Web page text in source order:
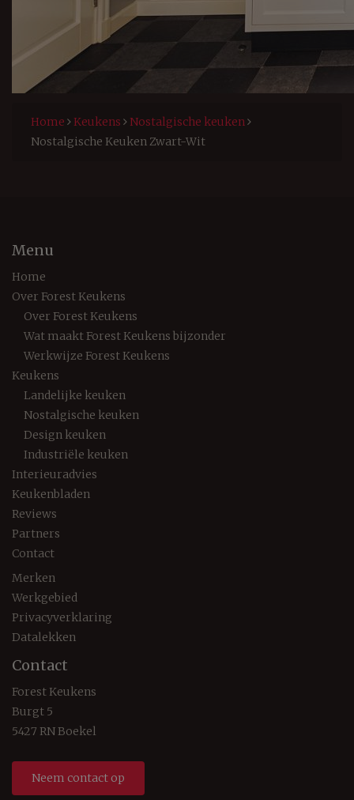
Home Keukens
Nostalgische keuken
Nostalgische Keuken Zwart-Wit
Menu
Home
Over Forest Keukens
Over Forest Keukens
Wat maakt Forest Keukens bijzonder
Werkwijze Forest Keukens
Keukens
Landelijke keuken
Nostalgische keuken
Design keuken
Industriële keuken
Interieuradvies
Keukenbladen
Reviews
Partners
Contact
Merken
Werkgebied
Privacyverklaring
Datalekken
Contact
Forest Keukens
Burgt 5
5427 RN Boekel
Neem contact op